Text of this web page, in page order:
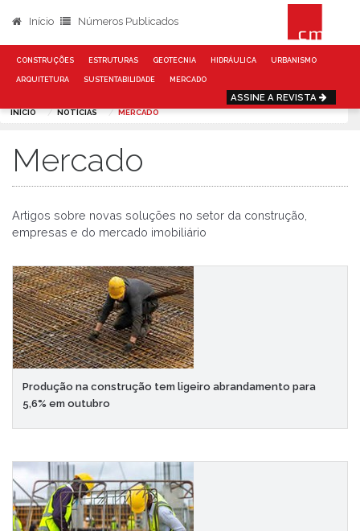
Início Números Publicados
CONSTRUÇÕES ESTRUTURAS GEOTECNIA HIDRÁULICA URBANISMO
ARQUITETURA SUSTENTABILIDADE MERCADO
ASSINE A REVISTA
INÍCIO NOTÍCIAS MERCADO
Mercado
Artigos sobre novas soluções no setor da construção,
empresas e do mercado imobiliário
Produção na construção tem ligeiro abrandamento para
5,6% em outubro